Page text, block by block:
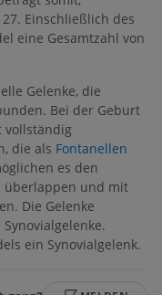
Einschließlich des
eine Gesamtzahl von
Gelenke, die
Bei der Geburt
vollständig
die als Fontanellen
es den
überlappen und mit
Die Gelenke
ein Synovialgelenk.